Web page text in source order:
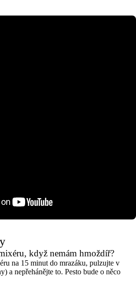
když nemám hmoždíř?
na 15 minut do mrazáku, pulzujte v
a nepřehánějte to. Pesto bude o něco